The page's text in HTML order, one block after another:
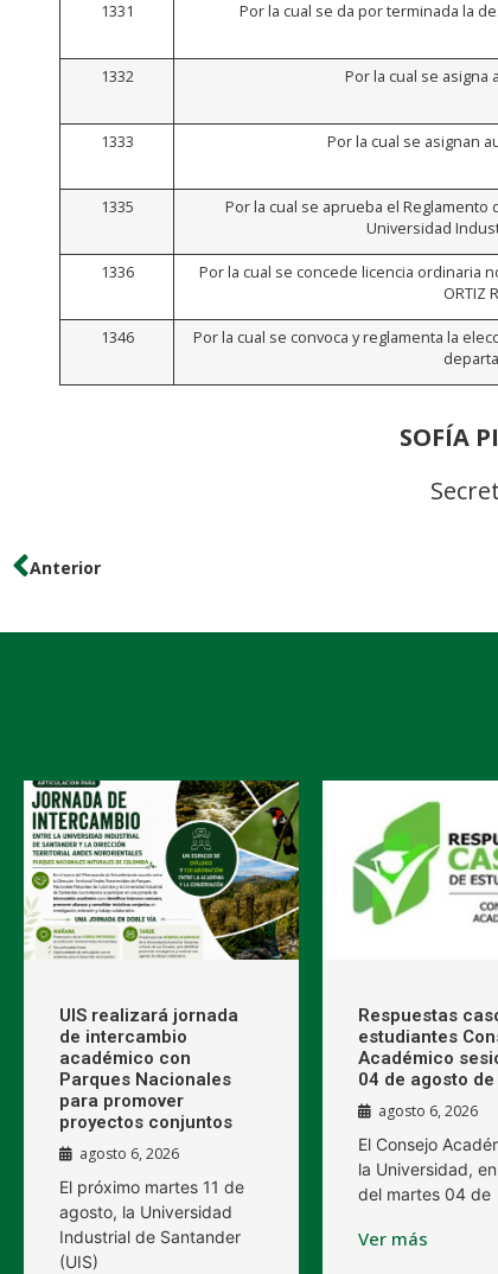
1331 Por la cual se da por terminada la
1332 Por la cual se asigna
1333 Por la cual se asignan
1335
Por la cual se aprueba el
Universidad
1336
Por la cual se concede licencia ordinaria
ORTIZ
1346
Por la cual se convoca y reglamenta la
SOFÍA
Anterior
UIS realizará jornada
de intercambio
académico con
Parques Nacionales
para promover
proyectos conjuntos
agosto 6, 2026
El próximo martes 11 de
agosto, la Universidad
Industrial de Santander
(UIS)
Respuestas
estudiantes
Académico
04 de agosto
agosto 6, 2026
El Consejo
la Universidad,
del martes 04 de
Ver más